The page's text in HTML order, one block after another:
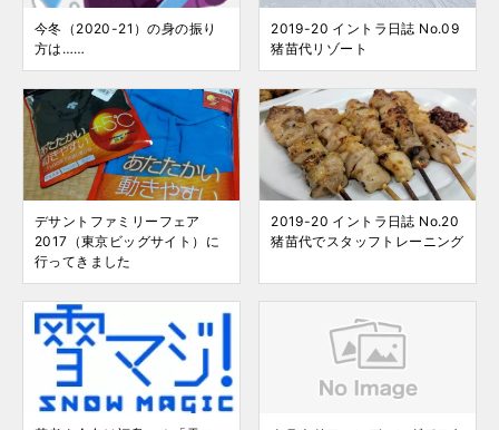
今冬（2020-21）の身の振り
方は……
2019-20 イントラ日誌 No.09
猪苗代リゾート
デサントファミリーフェア
2017（東京ビッグサイト）に
行ってきました
2019-20 イントラ日誌 No.20
猪苗代でスタッフトレーニング